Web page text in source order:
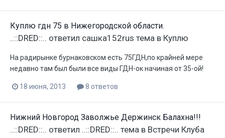
Куплю гдн 75 в Нижегородской области.
..::DRED::.. ответил сашка152rus тема в Куплю
На радирынке бурнаковском есть 75ГДН,по крайней мере
недавно там был были все виды ГДН-ок начиная от 35-ой!
18 июня, 2013 8 ответов
Нижний Новгород Заволжье Держинск Балахна!!!
..::DRED::.. ответил ..::DRED::.. тема в Встречи Клуба